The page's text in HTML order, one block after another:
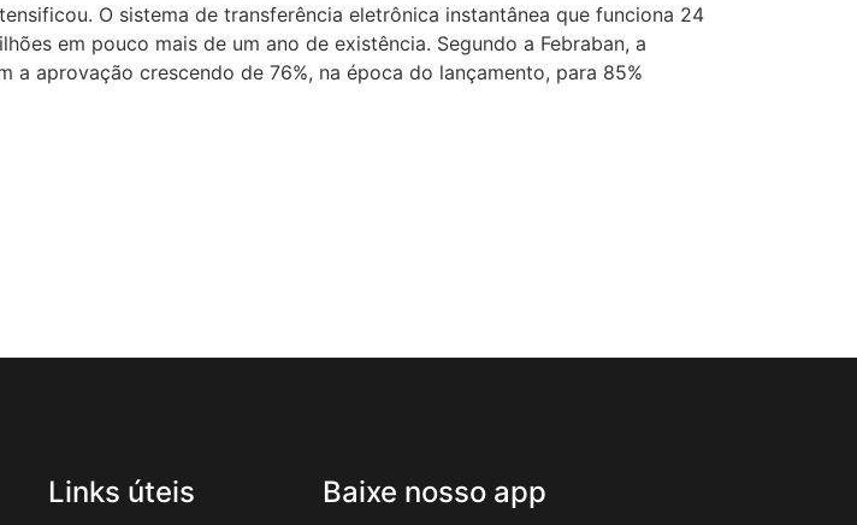
O sistema de transferência eletrônica instantânea que funciona 24
em pouco mais de um ano de existência. Segundo a Febraban, a
a aprovação crescendo de 76%, na época do lançamento, para 85%
Links úteis Baixe nosso app